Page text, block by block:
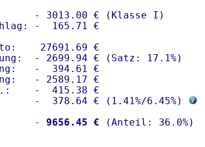
- 3013.00 € (Klasse I)
-  165.71 €
27691.69 €
- 2699.94 € (Satz: 17.1%)
-  394.61 €
- 2589.17 €
-  415.38 €
-  378.64 € ( 1.41%/6.45%)
-
9656.45 €